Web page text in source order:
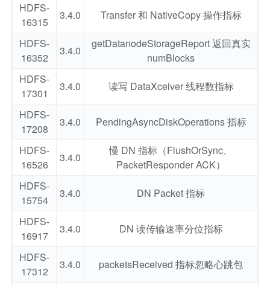
HDFS-
16315
3.4.0 Transfer 和 NativeCopy 操作指标
HDFS-
16352
3.4.0
getDatanodeStorageReport 返回真实
numBlocks
HDFS-
17301
3.4.0 读写 DataXceiver 线程数指标
HDFS-
17208
3.4.0 PendingAsyncDiskOperations 指标
HDFS-
16526
3.4.0
慢 DN 指标（FlushOrSync、
PacketResponder ACK）
HDFS-
15754
3.4.0 DN Packet 指标
HDFS-
16917
3.4.0 DN 读传输速率分位指标
HDFS-
17312
3.4.0 packetsReceived 指标忽略心跳包